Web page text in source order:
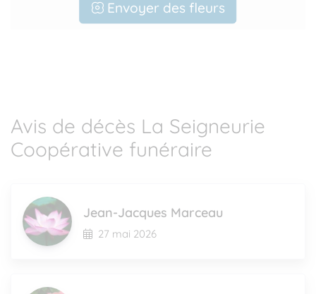
Envoyer des fleurs
Avis de décès La Seigneurie
Coopérative funéraire
Jean-Jacques Marceau
27 mai 2026